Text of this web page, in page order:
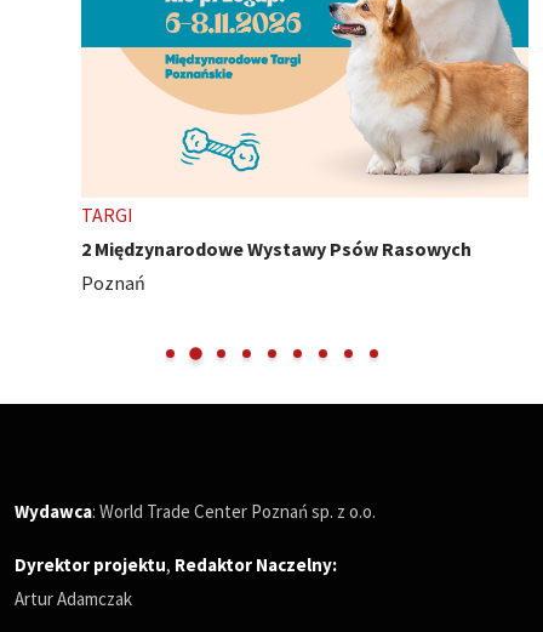
2 Międzynarodowe Wystawy Psów Rasowych
Wydawca: World Trade Center Poznań sp. z o.o.
Dyrektor projektu, Redaktor Naczelny:
Artur Adamczak